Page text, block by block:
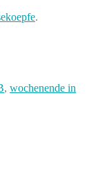
.
, wochenende in